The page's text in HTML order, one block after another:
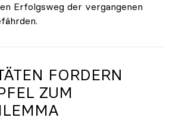
Erfolgsweg der vergangenen
FORDERN
ZUM